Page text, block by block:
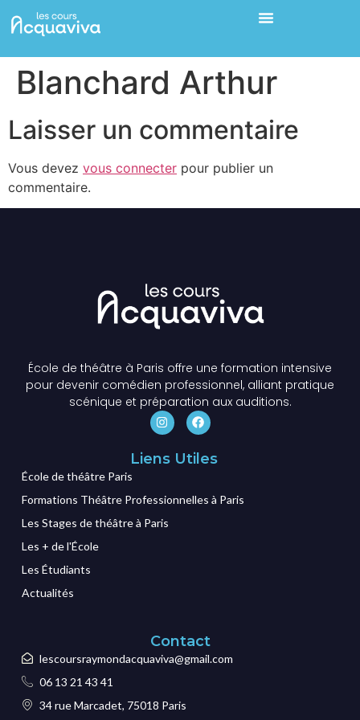
Blanchard Arthur
Laisser un commentaire
Vous devez vous connecter pour publier un
commentaire.
École de théâtre à Paris offre une formation intensive
pour devenir comédien professionnel, alliant pratique
scénique et préparation aux auditions.
Liens Utiles
École de théâtre Paris
Formations Théâtre Professionnelles à Paris
Les Stages de théâtre à Paris
Les + de l'École
Les Étudiants
Actualités
Contact
lescoursraymondacquaviva@gmail.com
06 13 21 43 41
34 rue Marcadet, 75018 Paris